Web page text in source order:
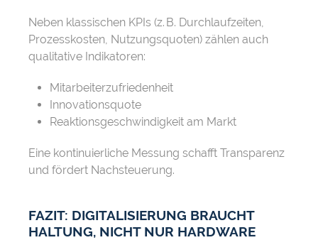
Neben klassischen KPIs (z. B. Durchlaufzeiten,
Prozesskosten, Nutzungsquoten) zählen auch
qualitative Indikatoren:
Mitarbeiterzufriedenheit
Innovationsquote
Reaktionsgeschwindigkeit am Markt
Eine kontinuierliche Messung schafft Transparenz
und fördert Nachsteuerung.
FAZIT: DIGITALISIERUNG BRAUCHT
HALTUNG, NICHT NUR HARDWARE